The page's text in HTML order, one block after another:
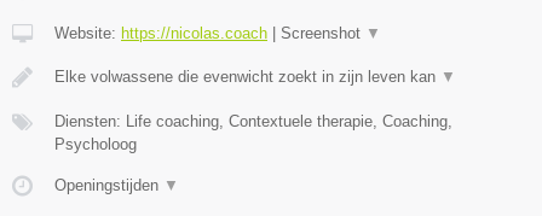
Website: https://nicolas.coach Screenshot ▼
Elke volwassene die evenwicht zoekt in zijn leven kan ▼
Diensten: Life coaching, Contextuele therapie, Coaching,
Psycholoog
Openingstijden ▼